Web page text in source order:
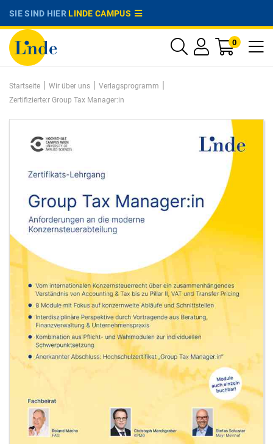
SIE SIND HIERLINDE CAMPUS
0
Startseite | Wir über uns | Verlagsprogramm |
Zertifizierte:r Group Tax Manager:in